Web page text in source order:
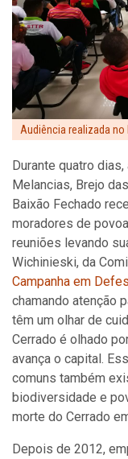
Audiência realizada no
Durante quatro
Melancias, Brejo
Baixão Fechado
moradores de
reuniões levando
Wichinieski, da
Campanha em
chamando atenção
têm um olhar de
Cerrado é olhado
avança o capital.
comuns também
biodiversidade e
morte do Cerrado
Depois de 2012,